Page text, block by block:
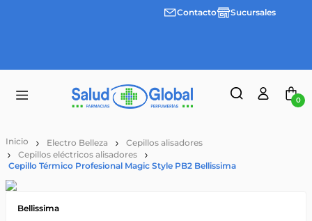
Envíos
Contacto Sucursales
0
Electro Belleza
Cepillos alisadores
Cepillos eléctricos alisadores
Cepillo Térmico Profesional Magic Style PB2 Bellissima
Bellissima